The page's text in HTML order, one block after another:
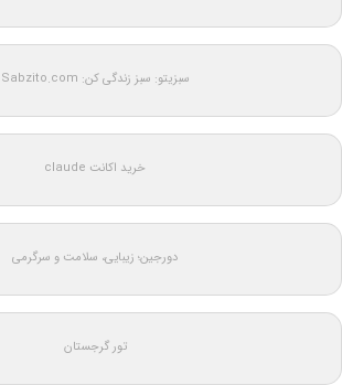
سبزیتو: سبز زندگی کن: Sabzito.com
خرید اکانت claude
دورجین؛ زیبایی، سلامت و سرگرمی
تور گرجستان